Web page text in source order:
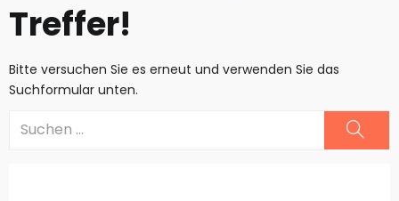
Treffer!
Bitte versuchen Sie es erneut und verwenden Sie das
Suchformular unten.